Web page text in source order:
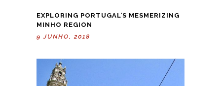
EXPLORING PORTUGAL’S MESMERIZING
MINHO REGION
9 JUNHO, 2018